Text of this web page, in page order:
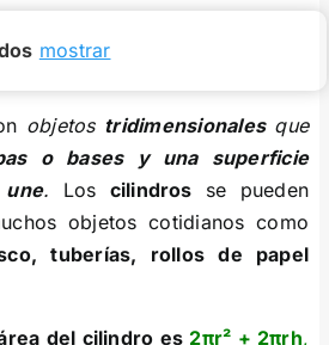
mostrar
objetos tridimensionalesque
o bases y una superficie
. Los cilindros se pueden
objetos cotidianos como
tuberías, rollos de papel
del cilindro es 2πr² + 2πrh,